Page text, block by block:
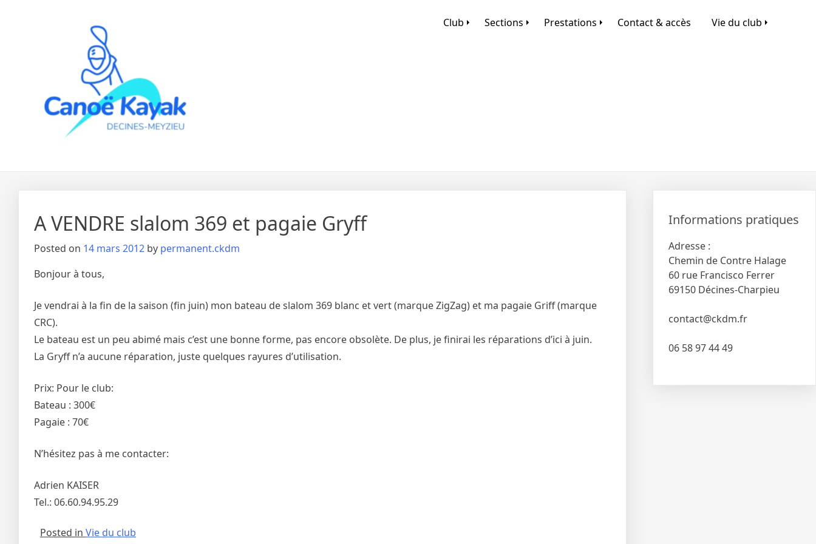
Club Sections Prestations Contact & accès Vie du club
A VENDRE slalom 369 et pagaie Gryff
Posted on 14 mars 2012 by permanent.ckdm
Bonjour à tous,
Je vendrai à la fin de la saison (fin juin) mon bateau de slalom 369 blanc et vert (marque ZigZag) et ma pagaie Griff (marque
CRC).
Le bateau est un peu abimé mais c’est une bonne forme, pas encore obsolète. De plus, je finirai les réparations d’ici à juin.
La Gryff n’a aucune réparation, juste quelques rayures d’utilisation.
Prix: Pour le club:
Bateau : 300€
Pagaie : 70€
N’hésitez pas à me contacter:
Adrien KAISER
Tel.: 06.60.94.95.29
Posted in Vie du club
Informations pratiques
Adresse :
Chemin de Contre Halage
60 rue Francisco Ferrer
69150 Décines-Charpieu
contact@ckdm.fr
06 58 97 44 49